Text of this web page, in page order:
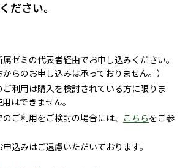
ださい。
ゼミの代表者経由でお申し込みください。
からのお申し込みは承っておりません。）
ご利用は購入を検討されている方に限りま
はできません。
ご利用をご検討の場合には、
こちらをご参
込みはご遠慮いただいております。